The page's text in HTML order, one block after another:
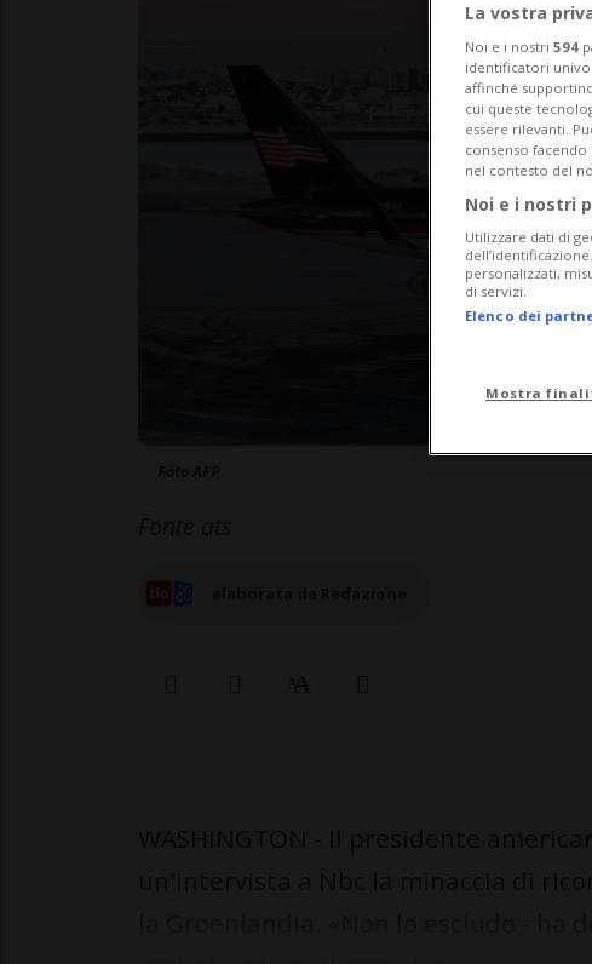
La vostra
Noi e i nostri 594
identificatori
affinché
cui queste
essere rilevanti.
consenso
nel contesto del
Noi e i nostri
Utilizzare dati di
personalizzati,
di servizi.
Elenco dei
Mostra